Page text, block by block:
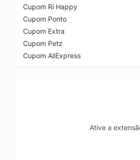
Cupom Ri Happy
Cupom Ponto
Cupom Extra
Cupom Petz
Cupom AliExpress
Ative a